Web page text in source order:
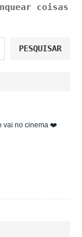
coisas
PESQUISAR
vai no cinema ❤️